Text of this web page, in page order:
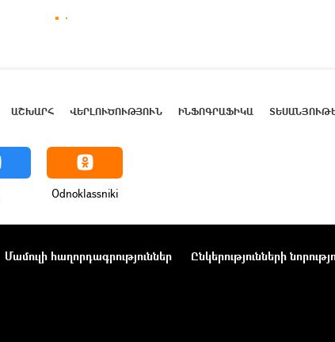
ԱՇԽԱՐՀ ՎԵՐԼՈՒԾՈՒԹՅՈՒՆ ԻՆՖՈԳՐԱՖԻԿԱ
Odnoklassniki
Մամուլի հաղորդագրություններ Ընկերությունների